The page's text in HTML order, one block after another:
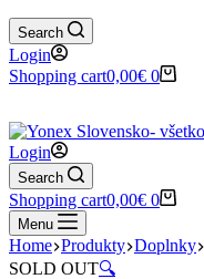
Search
Login
Shopping cart0,00€ 0
Login
Search
Shopping cart0,00€ 0
Menu
Home Produkty Doplnky
SOLD OUT🔍